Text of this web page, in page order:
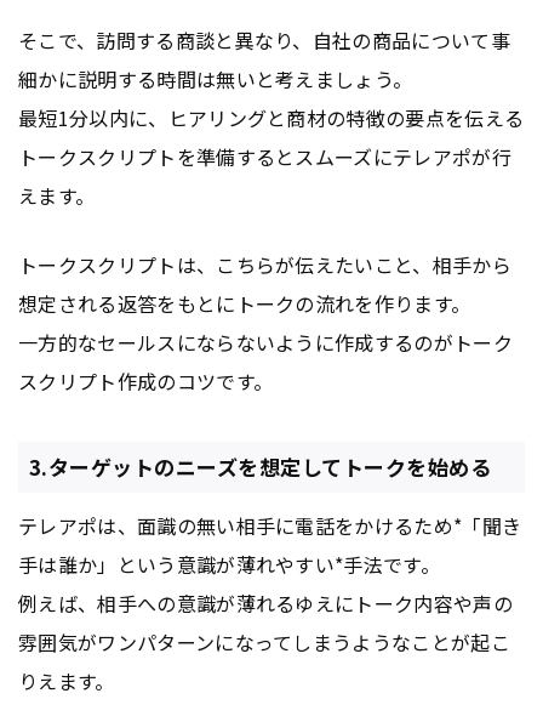
そこで、訪問する商談と異なり、自社の商品について事
細かに説明する時間は無いと考えましょう。
最短1分以内に、ヒアリングと商材の特徴の要点を伝える
トークスクリプトを準備するとスムーズにテレアポが行
えます。
トークスクリプトは、こちらが伝えたいこと、相手から
想定される返答をもとにトークの流れを作ります。
一方的なセールスにならないように作成するのがトーク
スクリプト作成のコツです。
3.ターゲットのニーズを想定してトークを始める
テレアポは、面識の無い相手に電話をかけるため*「聞き
手は誰か」という意識が薄れやすい*手法です。
例えば、相手への意識が薄れるゆえにトーク内容や声の
雰囲気がワンパターンになってしまうようなことが起こ
りえます。